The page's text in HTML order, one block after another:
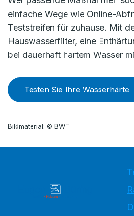
einfache Wege wie Online-
Teststreifen für zuhause. Mit
Hauswasserfilter, eine
bei dauerhaft hartem Wasser
Testen Sie Ihre Wasserhärte
Bildmaterial: © BWT